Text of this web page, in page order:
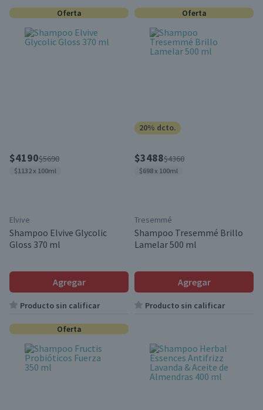
Oferta
$4190$5690
$1132 x 100ml
Elvive
Shampoo Elvive Glycolic
Gloss 370 ml
Agregar
Producto sin calificar
Oferta
20% dcto.
$3488$4360
$698 x 100ml
Tresemmé
Shampoo Tresemmé Brillo
Lamelar 500 ml
Agregar
Producto sin calificar
Oferta